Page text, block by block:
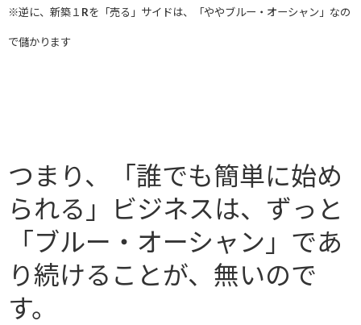
※逆に、新築１Rを「売る」サイドは、「ややブルー・オーシャン」なの
で儲かります
つまり、「誰でも簡単に始め
られる」ビジネスは、ずっと
「ブルー・オーシャン」であ
り続けることが、無いので
す。